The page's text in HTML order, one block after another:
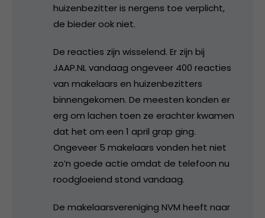
huizenbezitter is nergens toe verplicht,
de bieder ook niet.
De reacties zijn wisselend. Er zijn bij
JAAP.NL vandaag ongeveer 400 reacties
van makelaars en huizenbezitters
binnengekomen. De meesten konden er
erg om lachen toen ze erachter kwamen
dat het om een 1 april grap ging.
Ongeveer 5 makelaars vonden het niet
zo’n goede actie omdat de telefoon nu
roodgloeiend stond vandaag.
De makelaarsvereniging NVM heeft naar